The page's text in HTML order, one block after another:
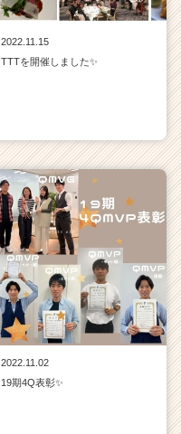
2022.11.15
TTTを開催しました✨
2022.11.02
19期4Q表彰✨